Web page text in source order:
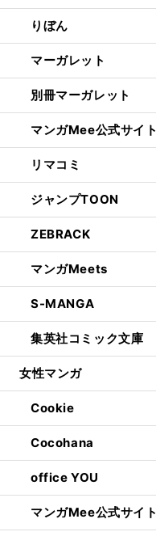
りぼん
マーガレット
別冊マーガレット
マンガMee公式サイト
リマコミ
ジャンプTOON
ZEBRACK
マンガMeets
S-MANGA
集英社コミック文庫
女性マンガ
Cookie
Cocohana
office YOU
マンガMee公式サイト